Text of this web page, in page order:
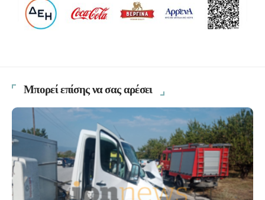
Μπορεί επίσης να σας αρέσει